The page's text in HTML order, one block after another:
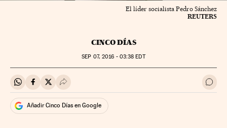
El líder socialista Pedro Sánchez
REUTERS
CINCO DÍAS
SEP 07, 2016 - 03:38 EDT
Compartir en Whatsapp
Compartir en Facebook
Compartir en Twitter
Desplegar Redes Sociales Ir a
Añadir Cinco Días en Google